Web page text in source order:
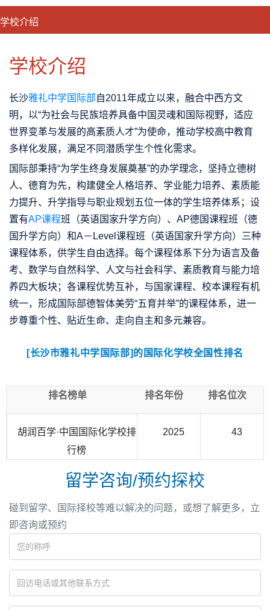
学校介绍
学校介绍
长沙雅礼中学国际部自2011年成立以来，融合中西方文
明，以“为社会与民族培养具备中国灵魂和国际视野，适应
世界变革与发展的高素质人才”为使命，推动学校高中教育
多样化发展，满足不同潜质学生个性化需求。
国际部秉持“为学生终身发展奠基”的办学理念，坚持立德树
人、德育为先，构建健全人格培养、学业能力培养、素质能
力提升、升学指导与职业规划五位一体的学生培养体系；设
置有AP课程班（英语国家升学方向）、AP德国课程班（德
国升学方向）和A－Level课程班（英语国家升学方向）三种
课程体系，供学生自由选择。每个课程体系下分为语言及备
考、数学与自然科学、人文与社会科学、素质教育与能力培
养四大板块；各课程优势互补，与国家课程、校本课程有机
统一，形成国际部德智体美劳“五育并举”的课程体系，进一
步尊重个性、贴近生命、走向自主和多元兼容。
[长沙市雅礼中学国际部]的国际化学校全国性排名
排名榜单 排名年份 排名位次
胡润百学·中国国际化学校排
行榜
2025 43
留学咨询/预约探校
碰到留学、国际择校等难以解决的问题，或想了解更多，立
即咨询或预约